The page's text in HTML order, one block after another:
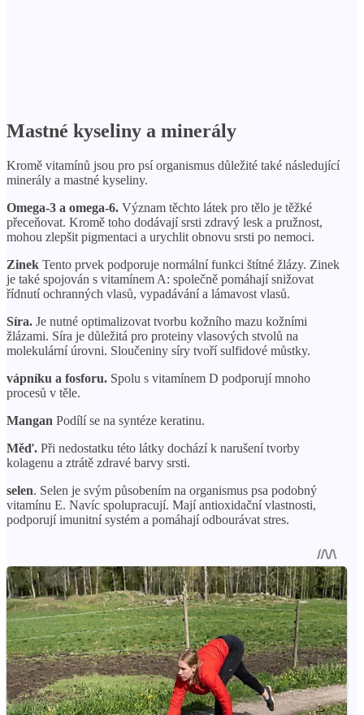
Mastné kyseliny a minerály
Kromě vitamínů jsou pro psí organismus důležité také následující
minerály a mastné kyseliny.
Omega-3 a omega-6. Význam těchto látek pro tělo je těžké
přeceňovat. Kromě toho dodávají srsti zdravý lesk a pružnost,
mohou zlepšit pigmentaci a urychlit obnovu srsti po nemoci.
Zinek Tento prvek podporuje normální funkci štítné žlázy. Zinek
je také spojován s vitamínem A: společně pomáhají snižovat
řídnutí ochranných vlasů, vypadávání a lámavost vlasů.
Síra. Je nutné optimalizovat tvorbu kožního mazu kožními
žlázami. Síra je důležitá pro proteiny vlasových stvolů na
molekulární úrovni. Sloučeniny síry tvoří sulfidové můstky.
vápníku a fosforu. Spolu s vitamínem D podporují mnoho
procesů v těle.
Mangan Podílí se na syntéze keratinu.
Měď. Při nedostatku této látky dochází k narušení tvorby
kolagenu a ztrátě zdravé barvy srsti.
selen. Selen je svým působením na organismus psa podobný
vitamínu E. Navíc spolupracují. Mají antioxidační vlastnosti,
podporují imunitní systém a pomáhají odbourávat stres.